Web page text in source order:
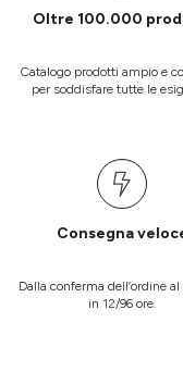
Oltre 100.000
Catalogo prodotti ampio e
per soddisfare tutte le
Consegna
Dalla conferma dell’ordine
in 12/96 ore.